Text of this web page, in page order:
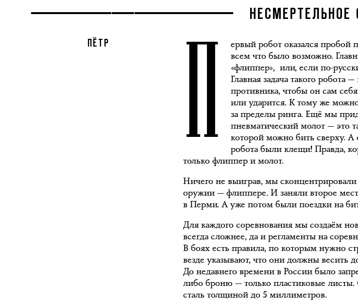
НЕСМЕРТЕЛЬНОЕ
ПЁТР П
ервый робот оказался пробой
всем что было возможно.
«флиппер», или, если по-
Главная задача такого робота
противника, чтобы он сам
или ударится. К тому же
за пределы ринга. Ещё мы
пневматический молот — это
которой можно бить сверху.
робота были клещи! Правда,
только флиппер и молот.
Ничего не выиграв, мы
оружии — флиппере. И заняли второе
в Перми. А уже потом были поездки на
Для каждого соревнования мы создаём
всегда сложнее, да и регламенты на
В боях есть правила, по которым нужно
везде указывают, что они должны весить
До недавнего времени в России было
либо броню — только пластиковые
сталь толщиной до 5 миллиметров.